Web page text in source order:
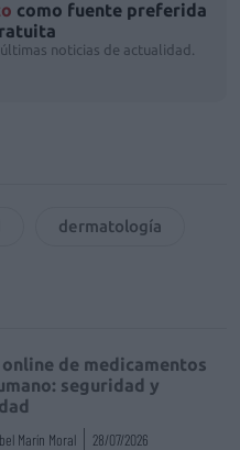
como fuente preferida
noticias de actualidad.
dermatología
de medicamentos
seguridad y
Marín Moral 28/07/2026